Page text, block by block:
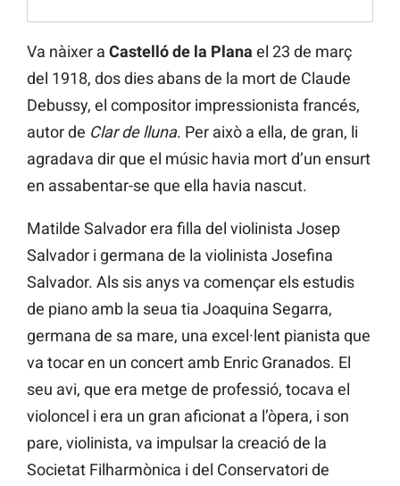
Va nàixer a Castelló de la Plana el 23 de març
del 1918, dos dies abans de la mort de Claude
Debussy, el compositor impressionista francés,
autor de Clar de lluna. Per això a ella, de gran, li
agradava dir que el músic havia mort d’un ensurt
en assabentar-se que ella havia nascut.
Matilde Salvador era filla del violinista Josep
Salvador i germana de la violinista Josefina
Salvador. Als sis anys va començar els estudis
de piano amb la seua tia Joaquina Segarra,
germana de sa mare, una excel·lent pianista que
va tocar en un concert amb Enric Granados. El
seu avi, que era metge de professió, tocava el
violoncel i era un gran aficionat a l’òpera, i son
pare, violinista, va impulsar la creació de la
Societat Filharmònica i del Conservatori de